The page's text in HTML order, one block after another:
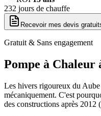
232 jours de chauffe
Recevoir mes devis
Gratuit & Sans engagement
Pompe à Chaleur
Les hivers rigoureux du
mécaniquement. C'est
des constructions après 2012